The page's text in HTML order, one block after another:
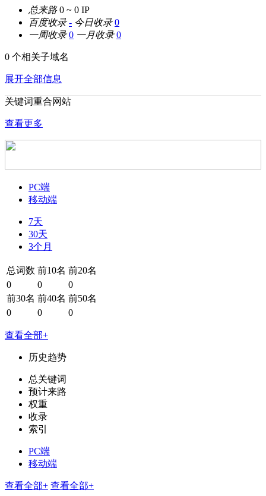
总来路 0 ~ 0 IP
百度收录 - 今日收录 0
一周收录 0 一月收录 0
0 个相关子域名
展开全部信息
关键词重合网站
查看更多
PC端
移动端
7天
30天
3个月
总词数 前10名 前20名
0
0
0
前30名 前40名 前50名
0
0 0
查看全部+
历史趋势
总关键词
预计来路
权重
收录
索引
PC端
移动端
查看全部+ 查看全部+